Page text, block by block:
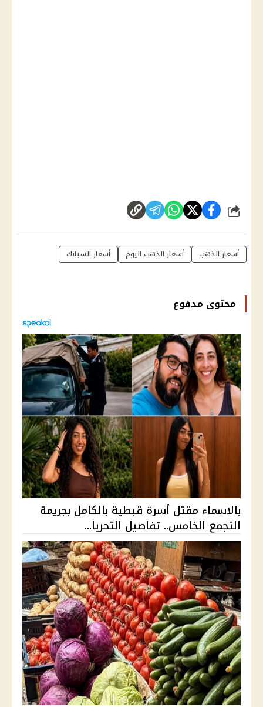
شارك
أسعار الذهب أسعار الذهب اليوم أسعار السبائك
محتوى مدفوع
بالاسماء مقتل أسرة قبطية بالكامل بجريمة
التجمع الخامس.. تفاصيل التحريا...